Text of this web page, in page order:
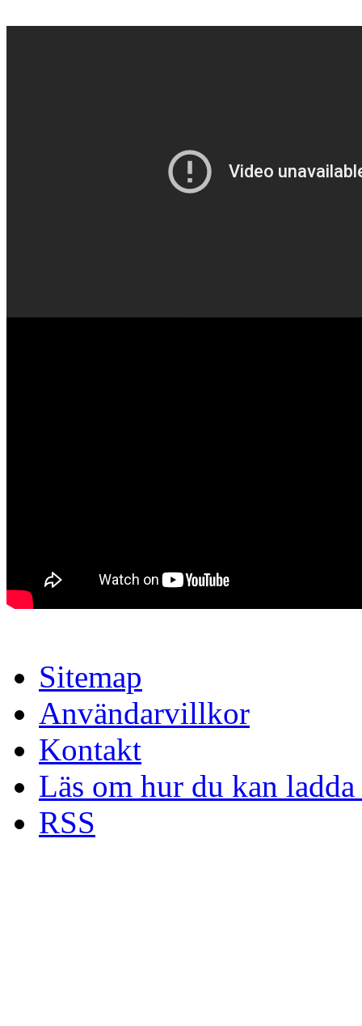
Sitemap
Användarvillkor
Kontakt
Läs om hur du kan
RSS